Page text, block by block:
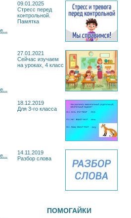
09.01.2025
Cтресс перед
контрольной.
Памятка
27.01.2021
Сейчас изучаем
на уроках, 4 класс
18.12.2019
Для 3-го класса
14.11.2019
Разбор слова
ПОМОГАЙКИ